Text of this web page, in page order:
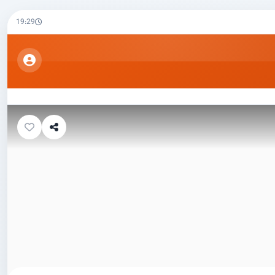
19:29